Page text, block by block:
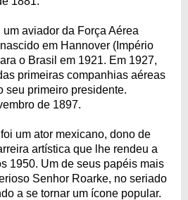
um aviador da Força Aérea
em Hannover (Império
o Brasil em 1921. Em 1927,
primeiras companhias aéreas
seu primeiro presidente.
de 1897.
foi um ator mexicano, dono de
artística que lhe rendeu a
1950. Um de seus papéis mais
Senhor Roarke, no seriado
a se tornar um ícone popular.